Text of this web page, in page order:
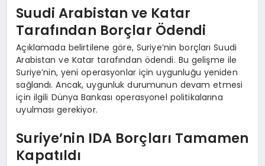
Suudi Arabistan ve Katar
Tarafından Borçlar Ödendi
Açıklamada belirtilene göre, Suriye’nin borçları Suudi
Arabistan ve Katar tarafından ödendi. Bu gelişme ile
Suriye’nin, yeni operasyonlar için uygunluğu yeniden
sağlandı. Ancak, uygunluk durumunun devam etmesi
için ilgili Dünya Bankası operasyonel politikalarına
uyulması gerekiyor.
Suriye’nin IDA Borçları Tamamen
Kapatıldı